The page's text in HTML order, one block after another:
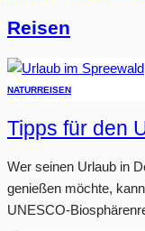
Reisen
NATURREISEN
Tipps für den
Wer seinen Urlaub in
genießen möchte,
UNESCO-